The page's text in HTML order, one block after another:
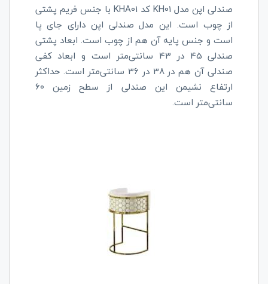
صندلی اپن مدلKHA01 کدKH01
با جنس فریم پشتی
از چوب است. این مدل صندلی اپن دارای جای پا
است و جنس پایه آن هم از چوب است. ابعاد پشتی
صندلی 45 در 43 سانتی‌متر است و ابعاد کفی
صندلی آن هم در 38 در 36 سانتی‌متر است. حداکثر
ارتفاع نشیمن این صندلی از سطح زمین 60
سانتی‌متر است.